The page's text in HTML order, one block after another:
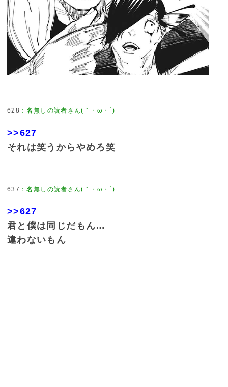
628 ：名無しの読者さん(｀・ω・´)
>>627
それは笑うからやめろ笑
637 ：名無しの読者さん(｀・ω・´)
>>627
君と僕は同じだもん…
違わないもん